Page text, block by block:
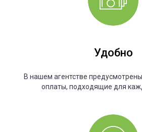
Удобно
В нашем агентстве
оплаты, подходящие для